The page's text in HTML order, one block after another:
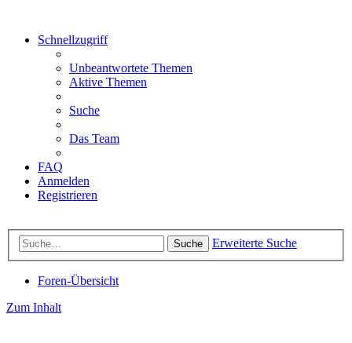
Schnellzugriff
Unbeantwortete Themen
Aktive Themen
Suche
Das Team
FAQ
Anmelden
Registrieren
Suche Erweiterte Suche
Foren-Übersicht
Zum Inhalt